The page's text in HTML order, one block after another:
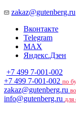
zakaz@gutenberg.ru
Вконтакте
Telegram
MAX
Яндекс.Дзен
+7 499 7-001-002
+7 499 7-001-002 по
zakaz@gutenberg.ru
info@gutenberg.ru для